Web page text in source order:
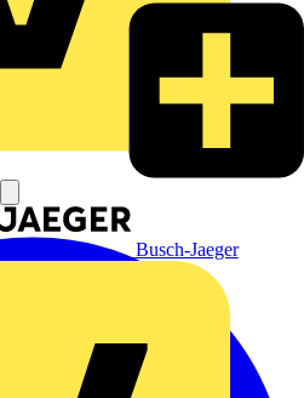
Busch-Jaeger